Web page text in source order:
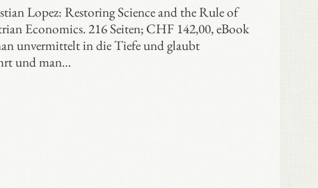
Lopez: Restoring Science and the Rule of
Economics. 216 Seiten; CHF 142,00, eBook
unvermittelt in die Tiefe und glaubt
und man…